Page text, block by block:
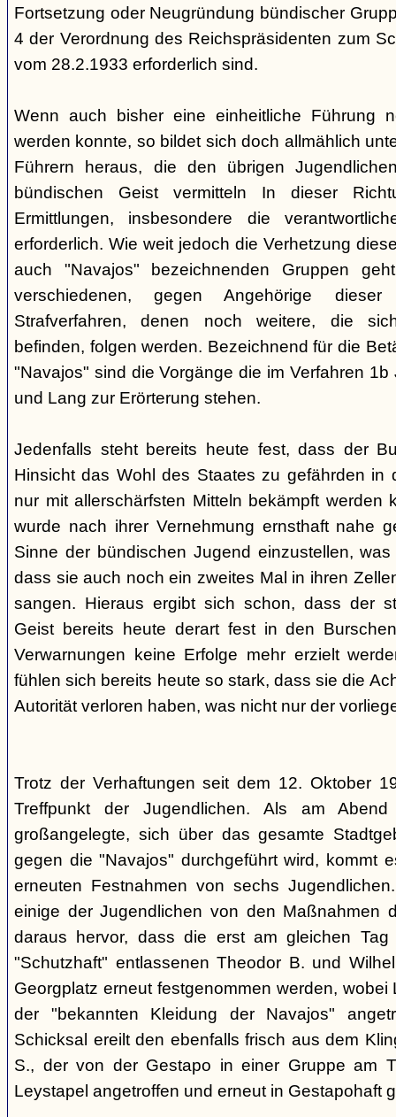
Fortsetzung oder Neugründung bündischer
4 der Verordnung des Reichspräsidenten zum
vom 28.2.1933 erforderlich sind.
Wenn auch bisher eine einheitliche Führung
werden konnte, so bildet sich doch allmählich
Führern heraus, die den übrigen
bündischen Geist vermitteln In dieser
Ermittlungen, insbesondere die
erforderlich. Wie weit jedoch die Verhetzung
auch "Navajos" bezeichnenden Gruppen
verschiedenen, gegen Angehörige dieser
Strafverfahren, denen noch weitere, die
befinden, folgen werden. Bezeichnend für die
"Navajos" sind die Vorgänge die im Verfahren
und Lang zur Erörterung stehen.
Jedenfalls steht bereits heute fest, dass der
Hinsicht das Wohl des Staates zu gefährden in
nur mit allerschärfsten Mitteln bekämpft werden
wurde nach ihrer Vernehmung ernsthaft nahe
Sinne der bündischen Jugend einzustellen,
dass sie auch noch ein zweites Mal in ihren
sangen. Hieraus ergibt sich schon, dass der
Geist bereits heute derart fest in den
Verwarnungen keine Erfolge mehr erzielt
fühlen sich bereits heute so stark, dass sie die
Autorität verloren haben, was nicht nur der
Trotz der Verhaftungen seit dem 12. Oktober
Treffpunkt der Jugendlichen. Als am
großangelegte, sich über das gesamte
gegen die "Navajos" durchgeführt wird, kommt
erneuten Festnahmen von sechs
einige der Jugendlichen von den Maßnahmen
daraus hervor, dass die erst am gleichen Tag
"Schutzhaft" entlassenen Theodor B. und
Georgplatz erneut festgenommen werden, wobei
der "bekannten Kleidung der Navajos"
Schicksal ereilt den ebenfalls frisch aus dem
S., der von der Gestapo in einer Gruppe am
Leystapel angetroffen und erneut in Gestapohaft